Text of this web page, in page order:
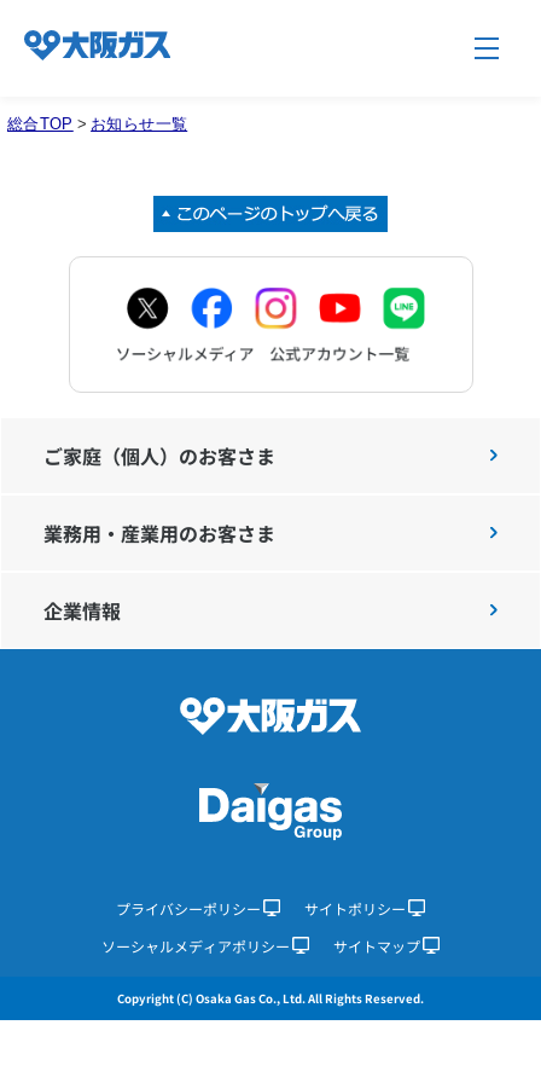
企業情報
業務用・産業用のお客さま
企業情報TOP
企業/グループについて
社会貢献
技術開発
サステナビリティ
IR情報
プレスリリース
総合TOP > お知らせ一覧
ご家庭（個人）のお客さま
業務用・産業用のお客さま
企業情報
プライバシーポリシー
サイトポリシー
ソーシャルメディアポリシー
サイトマップ
Copyright (C) Osaka Gas Co., Ltd. All Rights Reserved.